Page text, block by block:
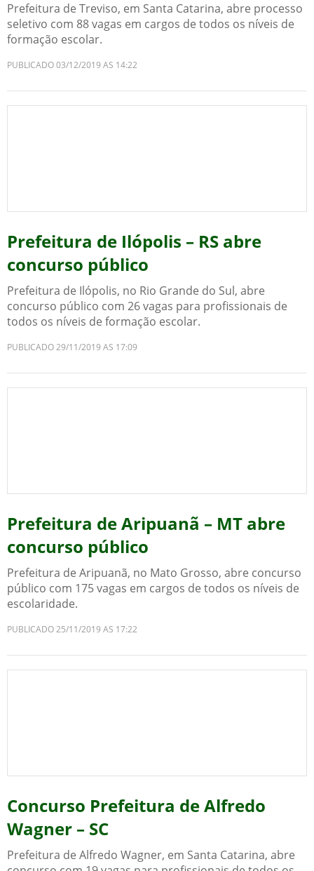
Prefeitura de Treviso, em Santa Catarina, abre processo
seletivo com 88 vagas em cargos de todos os níveis de
formação escolar.
PUBLICADO 03/12/2019 AS 14:22
Prefeitura de Ilópolis – RS abre
concurso público
Prefeitura de Ilópolis, no Rio Grande do Sul, abre
concurso público com 26 vagas para profissionais de
todos os níveis de formação escolar.
PUBLICADO 29/11/2019 AS 17:09
Prefeitura de Aripuanã – MT abre
concurso público
Prefeitura de Aripuanã, no Mato Grosso, abre concurso
público com 175 vagas em cargos de todos os níveis de
escolaridade.
PUBLICADO 25/11/2019 AS 17:22
Concurso Prefeitura de Alfredo
Wagner – SC
Prefeitura de Alfredo Wagner, em Santa Catarina, abre